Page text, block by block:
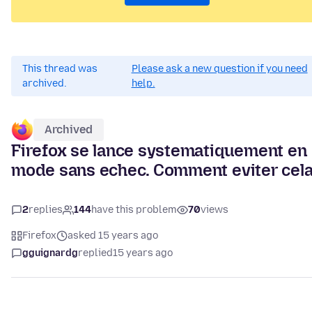
This thread was
archived.
Please ask a new question if you need
help.
Archived
Firefox se lance systematiquement en
mode sans echec. Comment eviter
2replies 144have this problem 70views
Firefox
asked 15 years ago
gguignardgreplied15 years ago